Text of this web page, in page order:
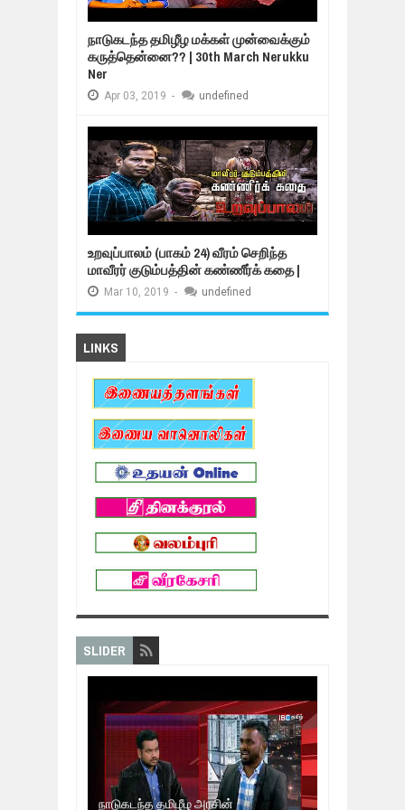
நாடுகடந்த தமிழீழ மக்கள் முன்வைக்கும்
கருத்தென்னை?? | 30th March Nerukku
Ner
Apr 03, 2019 - undefined
உறவுப்பாலம் (பாகம் 24) வீரம் செறிந்த
மாவீரர் குடும்பத்தின் கண்ணீர்க் கதை |
Mar 10, 2019 - undefined
LINKS
SLIDER
நாடுகடந்த தமிழீழ அரசின்